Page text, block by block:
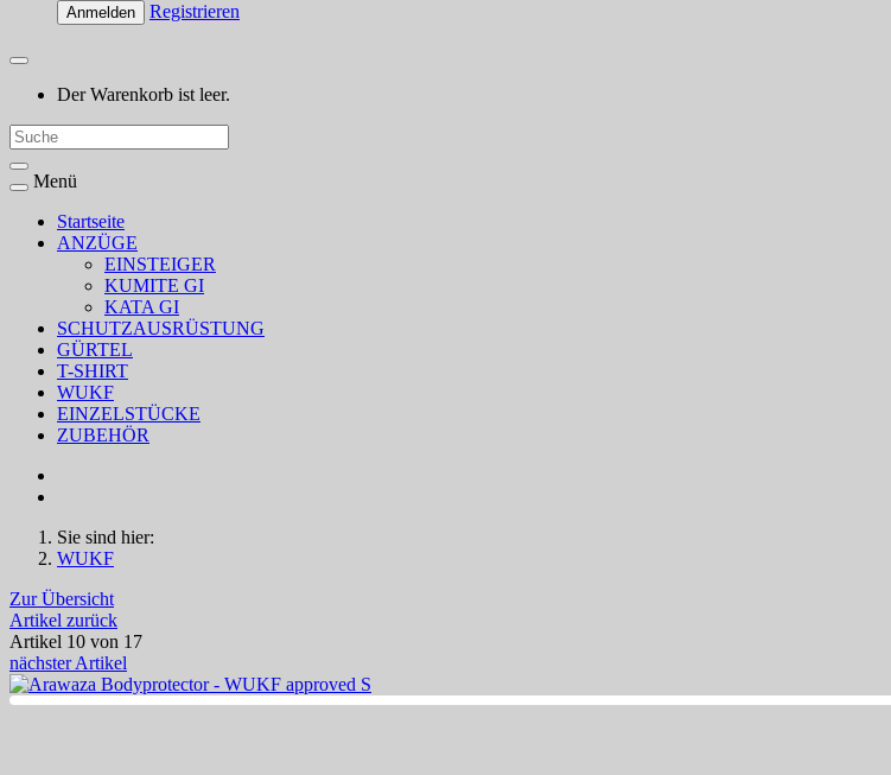
Anmelden Registrieren
Der Warenkorb ist leer.
Menü
Startseite
ANZÜGE
EINSTEIGER
KUMITE GI
KATA GI
SCHUTZAUSRÜSTUNG
GÜRTEL
T-SHIRT
WUKF
EINZELSTÜCKE
ZUBEHÖR
Sie sind hier:
WUKF
Zur Übersicht
Artikel zurück
Artikel 10 von 17
nächster Artikel